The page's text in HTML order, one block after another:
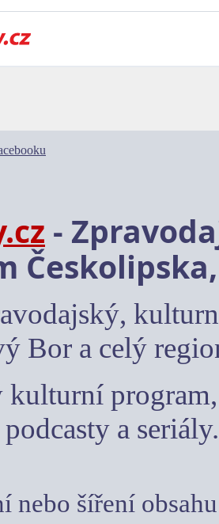
-
Bor a celý
kulturní
a seriály.
nebo šíření